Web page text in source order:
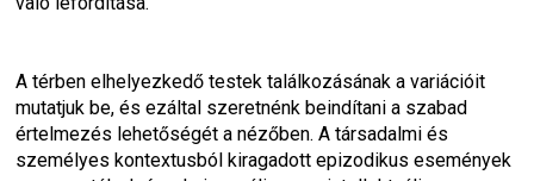
A térben elhelyezkedő testek találkozásának a variációit
mutatjuk be, és ezáltal szeretnénk beindítani a szabad
értelmezés lehetőségét a nézőben. A társadalmi és
személyes kontextusból kiragadott epizodikus események